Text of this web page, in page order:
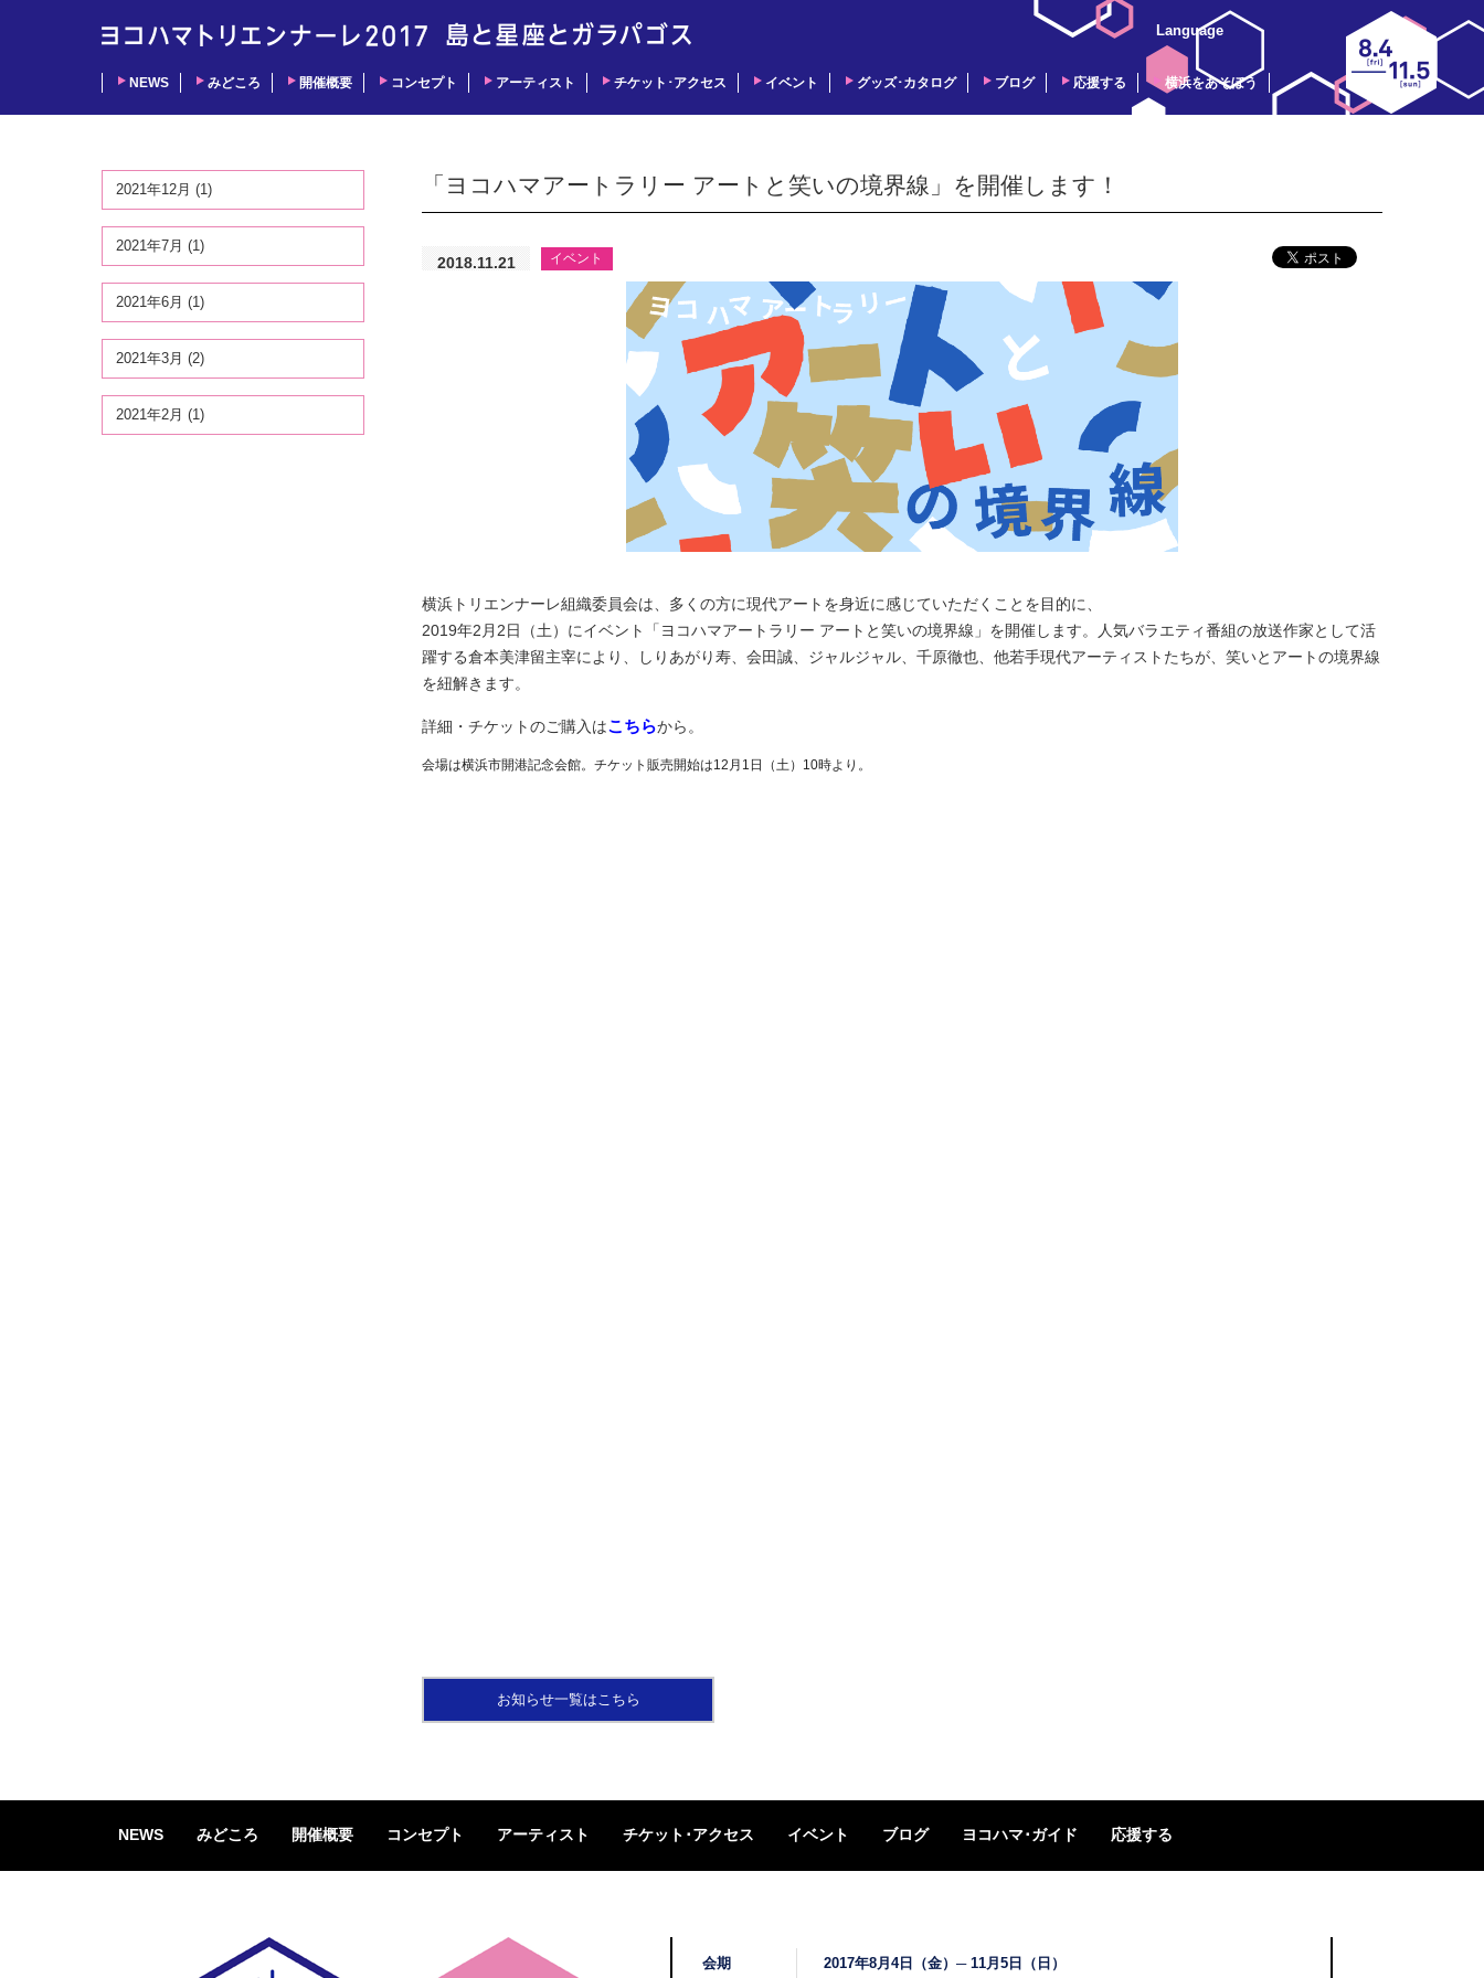
NEWS みどころ 開催概要 コンセプト アーティスト チケット･アクセス イベント グッズ･カタログ ブログ 応援する 横浜をあそぼう
Language
2021年12月 (1)
2021年7月 (1)
2021年6月 (1)
2021年3月 (2)
2021年2月 (1)
「ヨコハマアートラリー アートと笑いの境界線」を開催します！
2018.11.21 イベント
横浜トリエンナーレ組織委員会は、多くの方に現代アートを身近に感じていただくことを目的に、
2019年2月2日（土）にイベント「ヨコハマアートラリー アートと笑いの境界線」を開催します。人気バラエティ番組の放送作家として活
躍する倉本美津留主宰により、しりあがり寿、会田誠、ジャルジャル、千原徹也、他若手現代アーティストたちが、笑いとアートの境界線
を紐解きます。
詳細・チケットのご購入はこちらから。
会場は横浜市開港記念会館。チケット販売開始は12月1日（土）10時より。
お知らせ一覧はこちら
NEWS みどころ 開催概要 コンセプト アーティスト チケット･アクセス イベント ブログ ヨコハマ･ガイド 応援する
会期 2017年8月4日（金）─ 11月5日（日）